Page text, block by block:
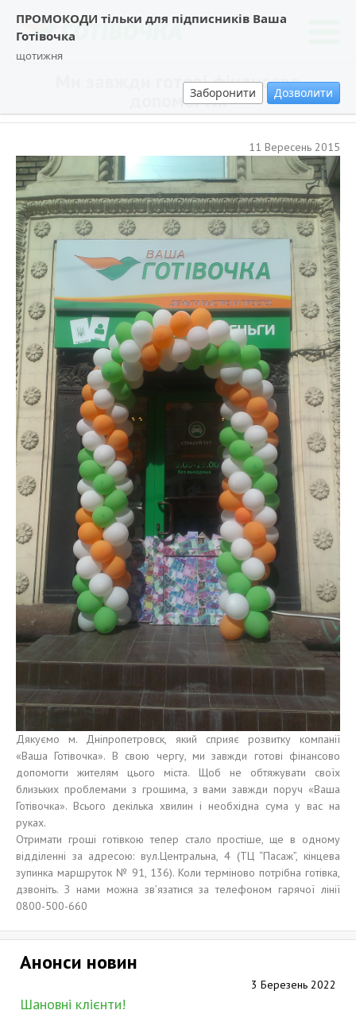
ПРОМОКОДИ тільки для підписників Ваша
Готівочка
щотижня
Заборонити Дозволити
Ми завжди готові фінансово
допомогти.
11 Вересень 2015
Дякуємо м. Дніпропетровск, який сприяє розвитку компанії
«Ваша Готівочка». В свою чергу, ми завжди готові фінансово
допомогти жителям цього міста. Щоб не обтяжувати своїх
близьких проблемами з грошима, з вами завжди поруч «Ваша
Готівочка». Всього декілька хвилин і необхідна сума у ​​вас на
руках.
Отримати гроші готівкою тепер стало простіше, ще в одному
відділенні за адресою: вул.Центральна, 4 (ТЦ “Пасаж”, кінцева
зупинка маршруток № 91, 136). Коли терміново потрібна готівка,
дзвоніть. З нами можна зв’язатися за телефоном гарячої лінії
0800-500-660
Анонси новин
3 Березень 2022
Шановні клієнти!